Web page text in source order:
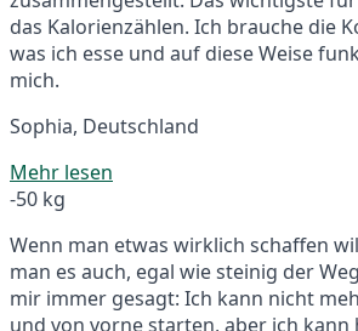
das Kalorienzählen. Ich brauche die
was ich esse und auf diese Weise
mich.
Sophia, Deutschland
Mehr lesen
-50 kg
Wenn man etwas wirklich schaffen
man es auch, egal wie steinig der
mir immer gesagt: Ich kann nicht
und von vorne starten, aber ich